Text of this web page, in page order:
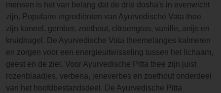
mensen is het van belang dat de drie dosha's in evenwicht
zijn. Populaire ingrediënten van Ayurvedische Vata thee
zijn kaneel, gember, zoethout, citroengras, vanille, anijs en
kruidnagel. De Ayurvedische Vata theemelanges kalmeren
en zorgen voor een energieuitwisseling tussen het lichaam,
geest en de ziel. Voor Ayurvedische Pitta thee zijn juist
rozenblaadjes, verbena, jeneverbes en zoethout onderdeel
van het hoofdbestandsdeel. De Ayurvedische Pitta